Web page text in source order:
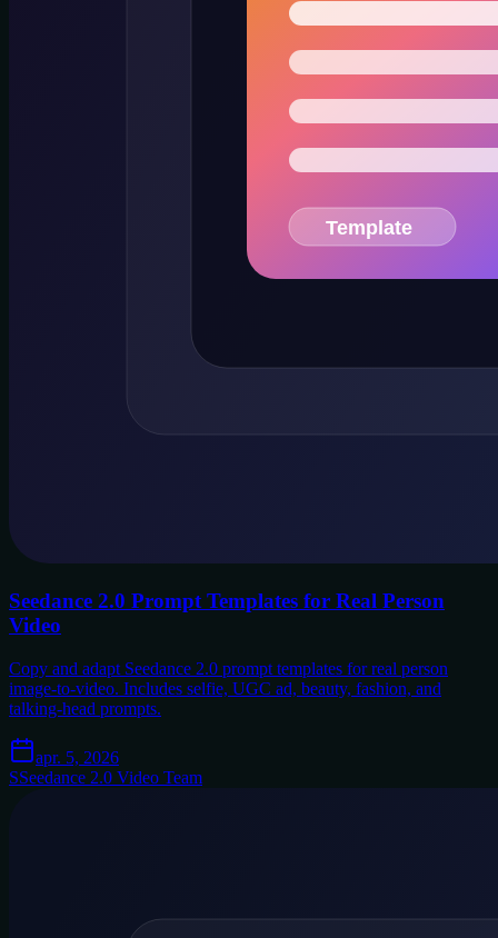
Seedance 2.0 Prompt Templates for Real Person
Video
Copy and adapt Seedance 2.0 prompt templates for real person
image-to-video. Includes selfie, UGC ad, beauty, fashion, and
talking-head prompts.
apr. 5, 2026
SSeedance 2.0 Video Team